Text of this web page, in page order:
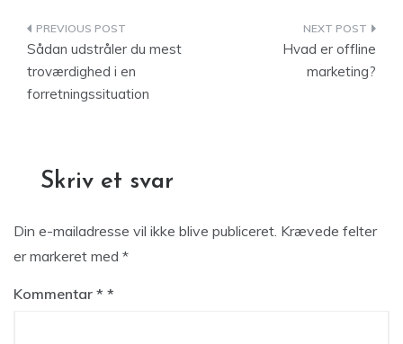
Indlægsnavigation
Sådan udstråler du mest
troværdighed i en
forretningssituation
Hvad er offline
marketing?
Skriv et svar
Din e-mailadresse vil ikke blive publiceret. Krævede felter
er markeret med *
Kommentar *